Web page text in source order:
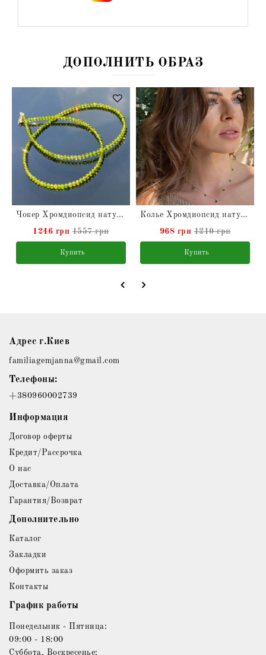
ДОПОЛНИТЬ ОБРАЗ
Чокер Хромдиопсид натуральный в серебре
1246 грн 1557 грн
Купить
Колье Хромдиопсид натуральный в серебре
968 грн 1210 грн
Купить
Адрес г.Киев
familiagemjanna@gmail.com
Телефоны:
+380960002739
Информация
Договор оферты
Кредит/Рассрочка
О нас
Доставка/Оплата
Гарантия/Возврат
Дополнительно
Каталог
Закладки
Оформить заказ
Контакты
График работы
Понедельник - Пятница:
09:00 - 18:00
Суббота, Воскресенье: